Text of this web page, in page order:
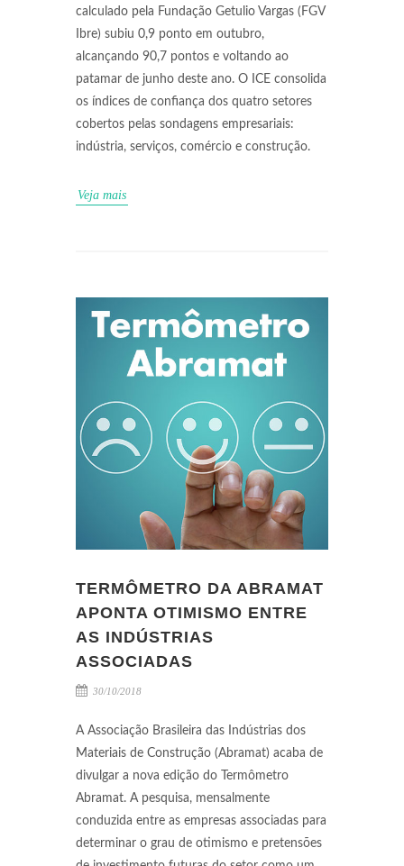
calculado pela Fundação Getulio Vargas (FGV
Ibre) subiu 0,9 ponto em outubro,
alcançando 90,7 pontos e voltando ao
patamar de junho deste ano. O ICE consolida
os índices de confiança dos quatro setores
cobertos pelas sondagens empresariais:
indústria, serviços, comércio e construção.
Veja mais
TERMÔMETRO DA ABRAMAT
APONTA OTIMISMO ENTRE
AS INDÚSTRIAS
ASSOCIADAS
30/10/2018
A Associação Brasileira das Indústrias dos
Materiais de Construção (Abramat) acaba de
divulgar a nova edição do Termômetro
Abramat. A pesquisa, mensalmente
conduzida entre as empresas associadas para
determinar o grau de otimismo e pretensões